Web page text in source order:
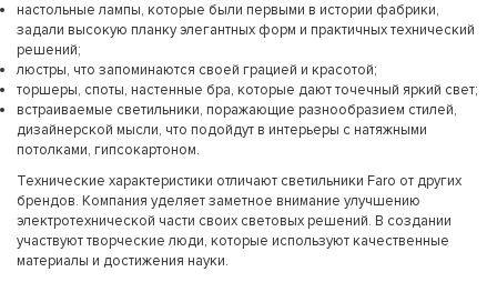
настольные лампы, которые были первыми в истории фабрики,
задали высокую планку элегантных форм и практичных технический
решений;
люстры, что запоминаются своей грацией и красотой;
торшеры, споты, настенные бра, которые дают точечный яркий свет;
встраиваемые светильники, поражающие разнообразием стилей,
дизайнерской мысли, что подойдут в интерьеры с натяжными
потолками, гипсокартоном.
Технические характеристики отличают светильники Faro от других
брендов. Компания уделяет заметное внимание улучшению
электротехнической части своих световых решений. В создании
участвуют творческие люди, которые используют качественные
материалы и достижения науки.